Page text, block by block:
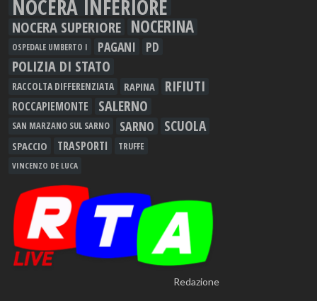
NOCERA INFERIORE
NOCERA SUPERIORE NOCERINA
OSPEDALE UMBERTO I PAGANI PD
POLIZIA DI STATO
RACCOLTA DIFFERENZIATA RAPINA RIFIUTI
ROCCAPIEMONTE SALERNO
SAN MARZANO SUL SARNO SARNO SCUOLA
SPACCIO TRASPORTI TRUFFE
VINCENZO DE LUCA
Redazione